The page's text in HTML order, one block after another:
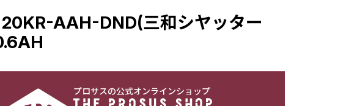
AAH-DND(三和シヤッター
プロサスの公式オンラインショップ